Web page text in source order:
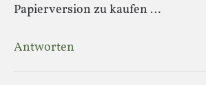
Papierversion zu kaufen …
Antworten